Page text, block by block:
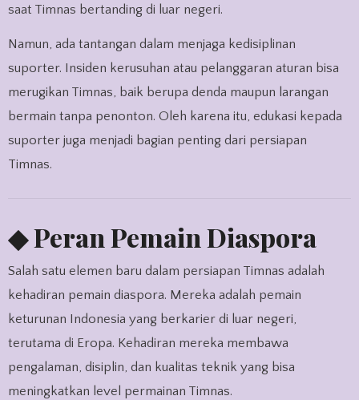
saat Timnas bertanding di luar negeri.
Namun, ada tantangan dalam menjaga kedisiplinan
suporter. Insiden kerusuhan atau pelanggaran aturan bisa
merugikan Timnas, baik berupa denda maupun larangan
bermain tanpa penonton. Oleh karena itu, edukasi kepada
suporter juga menjadi bagian penting dari persiapan
Timnas.
◆ Peran Pemain Diaspora
Salah satu elemen baru dalam persiapan Timnas adalah
kehadiran pemain diaspora. Mereka adalah pemain
keturunan Indonesia yang berkarier di luar negeri,
terutama di Eropa. Kehadiran mereka membawa
pengalaman, disiplin, dan kualitas teknik yang bisa
meningkatkan level permainan Timnas.